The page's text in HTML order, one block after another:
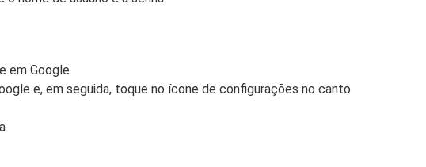
em Google
e, em seguida, toque no ícone de configurações no canto